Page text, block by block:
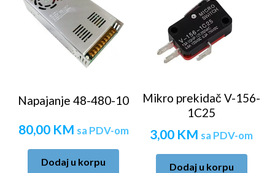
Napajanje 48-480-10
80,00 KM sa PDV-om
Dodaj u korpu
Mikro prekidač V-156-
1C25
3,00 KM sa PDV-om
Dodaj u korpu